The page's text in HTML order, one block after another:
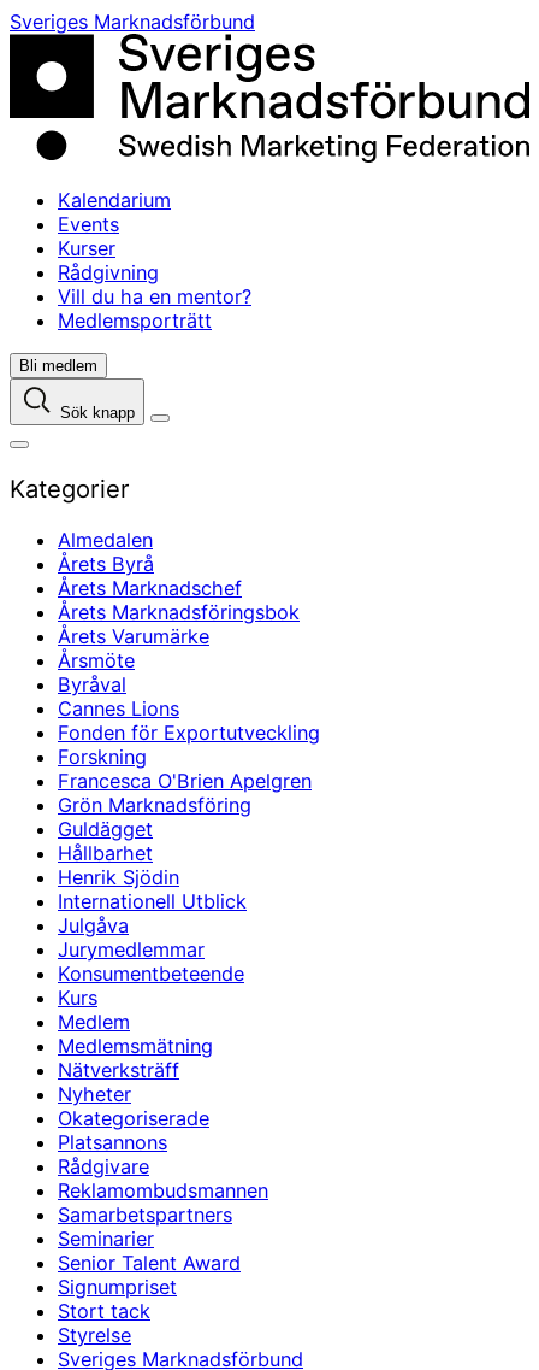
Skip
content
Sveriges Marknadsförbund
Kalendarium
Events
Kurser
Rådgivning
Vill du ha en mentor?
Medlemsporträtt
Bli medlem
Sök knapp
Kategorier
Almedalen
Årets Byrå
Årets Marknadschef
Årets Marknadsföringsbok
Årets Varumärke
Årsmöte
Byråval
Cannes Lions
Fonden för Exportutveckling
Forskning
Francesca O'Brien Apelgren
Grön Marknadsföring
Guldägget
Hållbarhet
Henrik Sjödin
Internationell Utblick
Julgåva
Jurymedlemmar
Konsumentbeteende
Kurs
Medlem
Medlemsmätning
Nätverksträff
Nyheter
Okategoriserade
Platsannons
Rådgivare
Reklamombudsmannen
Samarbetspartners
Seminarier
Senior Talent Award
Signumpriset
Stort tack
Styrelse
Sveriges Marknadsförbund